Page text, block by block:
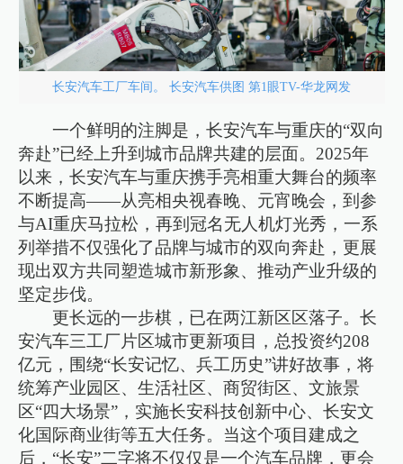
长安汽车工厂车间。 长安汽车供图 第1眼TV-华龙网发
一个鲜明的注脚是，长安汽车与重庆的“双向
奔赴”已经上升到城市品牌共建的层面。2025年
以来，长安汽车与重庆携手亮相重大舞台的频率
不断提高——从亮相央视春晚、元宵晚会，到参
与AI重庆马拉松，再到冠名无人机灯光秀，一系
列举措不仅强化了品牌与城市的双向奔赴，更展
现出双方共同塑造城市新形象、推动产业升级的
坚定步伐。
更长远的一步棋，已在两江新区区落子。长
安汽车三工厂片区城市更新项目，总投资约208
亿元，围绕“长安记忆、兵工历史”讲好故事，将
统筹产业园区、生活社区、商贸街区、文旅景
区“四大场景”，实施长安科技创新中心、长安文
化国际商业街等五大任务。当这个项目建成之
后，“长安”二字将不仅仅是一个汽车品牌，更会